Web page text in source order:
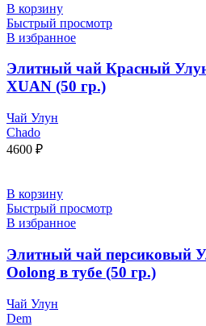
В корзину
Быстрый просмотр
В избранное
Элитный чай Красный
XUAN (50 гр.)
Чай Улун
Chado
4600 ₽
В корзину
Быстрый просмотр
В избранное
Элитный чай персиковый
Oolong в тубе (50 гр.)
Чай Улун
Dem